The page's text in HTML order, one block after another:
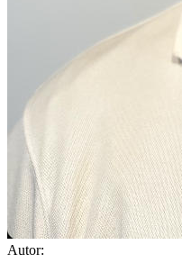
Autor: